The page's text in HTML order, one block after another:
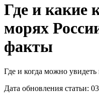
Где и какие
морях
факты
Где и когда можно
Дата обновления статьи: